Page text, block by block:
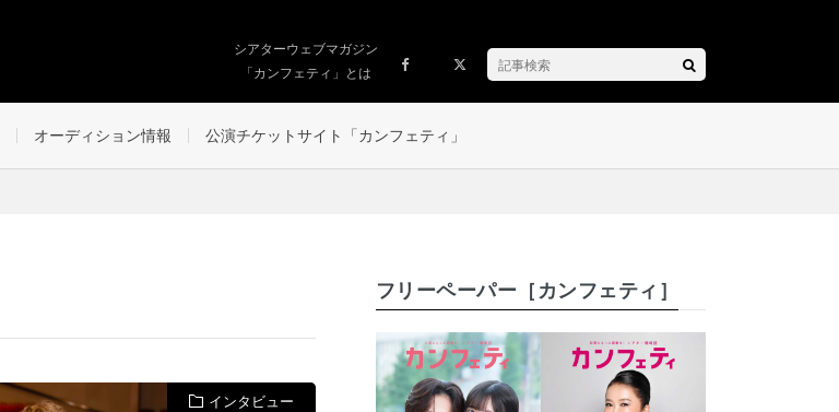
シアターウェブマガジン
「カンフェティ」とは
オーディション情報 公演チケットサイト「カンフェティ」
インタビュー
フリーペーパー［カンフェティ］